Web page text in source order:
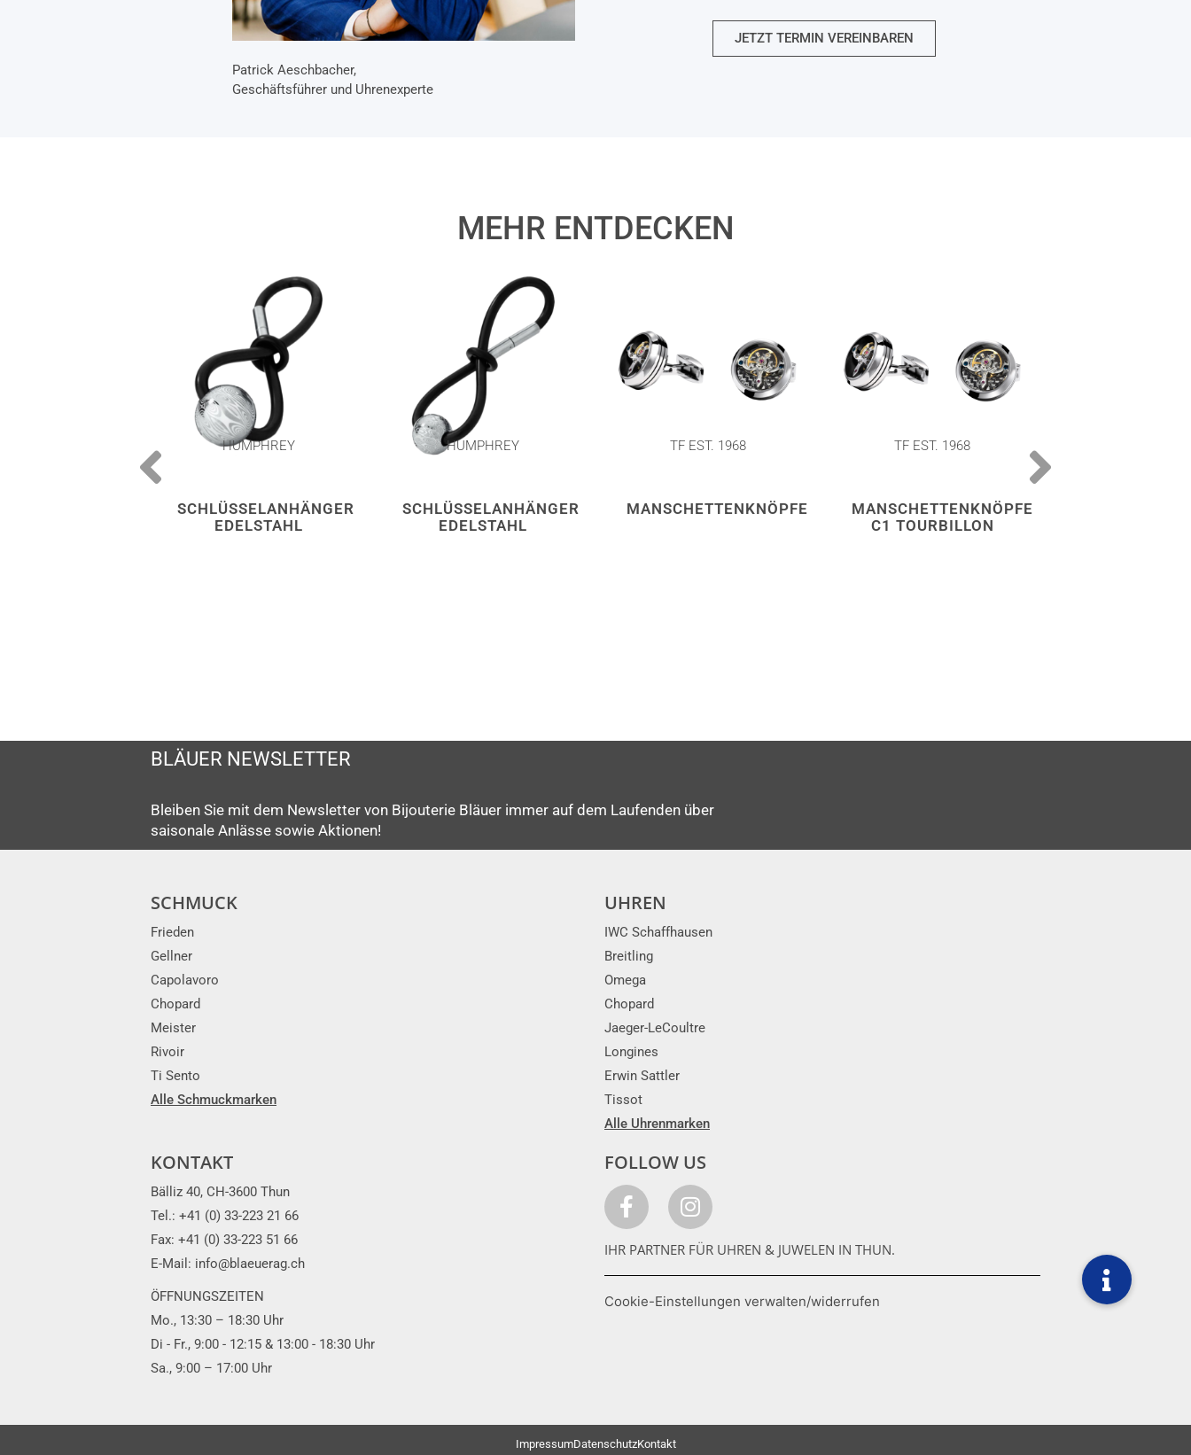
Patrick Aeschbacher,
Geschäftsführer und Uhrenexperte
JETZT TERMIN VEREINBAREN
MEHR ENTDECKEN
HUMPHREY
SCHLÜSSELANHÄNGER
EDELSTAHL
HUMPHREY
SCHLÜSSELANHÄNGER
EDELSTAHL
TF EST. 1968
MANSCHETTENKNÖPFE
TF EST. 1968
MANSCHETTENKNÖPFE
C1 TOURBILLON
BLÄUER NEWSLETTER
Bleiben Sie mit dem Newsletter von Bijouterie Bläuer immer auf dem Laufenden über
saisonale Anlässe sowie Aktionen!
SCHMUCK
Frieden
Gellner
Capolavoro
Chopard
Meister
Rivoir
Ti Sento
Alle Schmuckmarken
UHREN
IWC Schaffhausen
Breitling
Omega
Chopard
Jaeger-LeCoultre
Longines
Erwin Sattler
Tissot
Alle Uhrenmarken
KONTAKT
Bälliz 40, CH-3600 Thun
Tel.: +41 (0) 33-223 21 66
Fax: +41 (0) 33-223 51 66
E-Mail: info@blaeuerag.ch
ÖFFNUNGSZEITEN
Mo., 13:30 – 18:30 Uhr
Di - Fr., 9:00 - 12:15 & 13:00 - 18:30 Uhr
Sa., 9:00 – 17:00 Uhr
FOLLOW US
IHR PARTNER FÜR UHREN & JUWELEN IN THUN.
Cookie-Einstellungen verwalten/widerrufen
ImpressumDatenschutzKontakt